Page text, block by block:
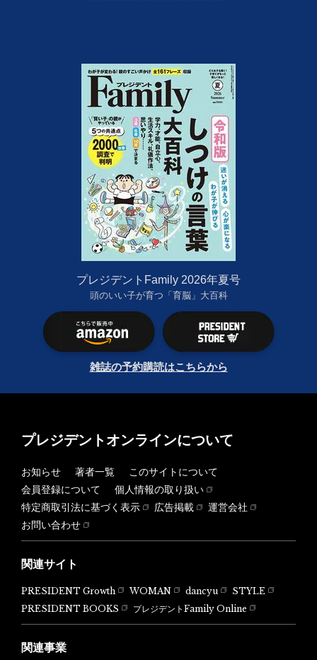
プレジデントFamily 2026年夏号
頭のいい子が育つ「育脳」大百科
雑誌の予約購読はこちらから
プレジデントオンラインについて
お知らせ 著者一覧
このサイトについて
会員登録について
個人情報の取り扱い
特定商取引法に基づく表示
広告掲載
運営会社
お問い合わせ
関連サイト
PRESIDENT Growth WOMAN dancyu
STYLE
PRESIDENT BOOKS
プレジデントFamily Online
関連事業